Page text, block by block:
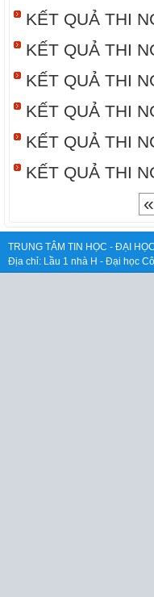
KẾT QUẢ THI
KẾT QUẢ THI
KẾT QUẢ THI
KẾT QUẢ THI
KẾT QUẢ THI
KẾT QUẢ THI
TRUNG TÂM TIN HỌC - ĐẠI
Địa chỉ: Lầu 1 nhà H - Đại học